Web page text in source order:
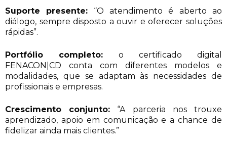
Suporte presente: “O atendimento é aberto ao
diálogo, sempre disposto a ouvir e oferecer soluções
rápidas”.
Portfólio completo: o certificado digital
FENACON|CD conta com diferentes modelos e
modalidades, que se adaptam às necessidades de
profissionais e empresas.
Crescimento conjunto: “A parceria nos trouxe
aprendizado, apoio em comunicação e a chance de
fidelizar ainda mais clientes.”